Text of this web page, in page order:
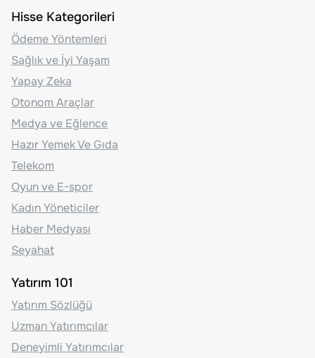
Hisse Kategorileri
Ödeme Yöntemleri
Sağlık ve İyi Yaşam
Yapay Zeka
Otonom Araçlar
Medya ve Eğlence
Hazır Yemek Ve Gıda
Telekom
Oyun ve E-spor
Kadın Yöneticiler
Haber Medyası
Seyahat
Yatırım 101
Yatırım Sözlüğü
Uzman Yatırımcılar
Deneyimli Yatırımcılar